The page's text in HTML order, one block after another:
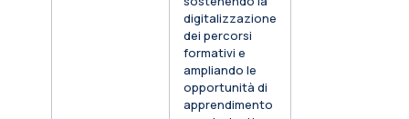
digitalizzazione
dei percorsi
formativi e
ampliando le
opportunità di
apprendimento